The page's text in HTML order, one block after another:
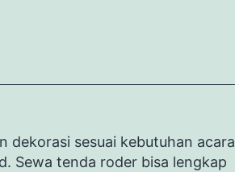
dekorasi sesuai kebutuhan acara
Sewa tenda roder bisa lengkap